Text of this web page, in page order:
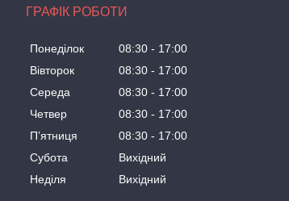
ГРАФІК РОБОТИ
Понеділок 08:30
17:00
Вівторок
08:30
17:00
Середа
08:30
17:00
Четвер
08:30
17:00
Пʼятниця
08:30
17:00
Субота
Вихідний
Неділя
Вихідний